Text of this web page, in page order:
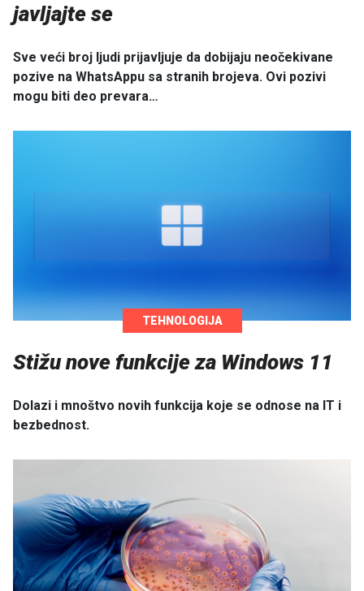
javljajte se
Sve veći broj ljudi prijavljuje da dobijaju neočekivane
pozive na WhatsAppu sa stranih brojeva. Ovi pozivi
mogu biti deo prevara…
TEHNOLOGIJA
Stižu nove funkcije za Windows 11
Dolazi i mnoštvo novih funkcija koje se odnose na IT i
bezbednost.